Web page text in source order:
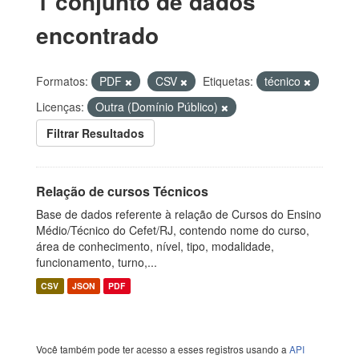
encontrado
Formatos: PDF CSV Etiquetas:
técnico
Licenças:
Outra (Domínio Público)
Filtrar Resultados
Relação de cursos Técnicos
Base de dados referente à relação de Cursos do Ensino
Médio/Técnico do Cefet/RJ, contendo nome do curso,
área de conhecimento, nível, tipo, modalidade,
funcionamento, turno,...
CSV JSON PDF
Você também pode ter acesso a esses registros usando a API